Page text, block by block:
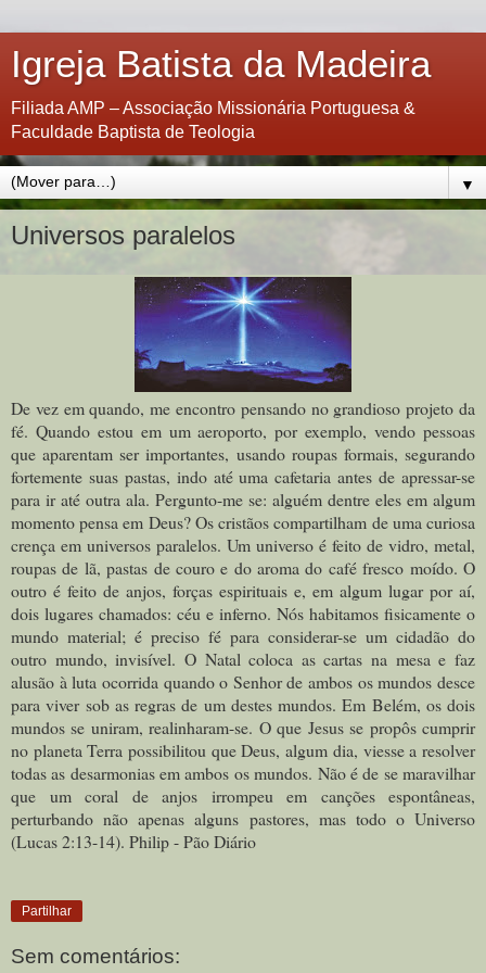
Igreja Batista da Madeira
Filiada AMP – Associação Missionária Portuguesa &
Faculdade Baptista de Teologia
▼
Universos paralelos
De vez em quando, me encontro pensando no grandioso projeto da
fé. Quando estou em um aeroporto, por exemplo, vendo pessoas
que aparentam ser importantes, usando roupas formais, segurando
fortemente suas pastas, indo até uma cafetaria antes de apressar-se
para ir até outra ala. Pergunto-me se: alguém dentre eles em algum
momento pensa em Deus? Os cristãos compartilham de uma curiosa
crença em universos paralelos. Um universo é feito de vidro, metal,
roupas de lã, pastas de couro e do aroma do café fresco moído. O
outro é feito de anjos, forças espirituais e, em algum lugar por aí,
dois lugares chamados: céu e inferno. Nós habitamos fisicamente o
mundo material; é preciso fé para considerar-se um cidadão do
outro mundo, invisível. O Natal coloca as cartas na mesa e faz
alusão à luta ocorrida quando o Senhor de ambos os mundos desce
para viver sob as regras de um destes mundos. Em Belém, os dois
mundos se uniram, realinharam-se. O que Jesus se propôs cumprir
no planeta Terra possibilitou que Deus, algum dia, viesse a resolver
todas as desarmonias em ambos os mundos. Não é de se maravilhar
que um coral de anjos irrompeu em canções espontâneas,
perturbando não apenas alguns pastores, mas todo o Universo
(Lucas 2:13-14). Philip - Pão Diário
Partilhar
Sem comentários: